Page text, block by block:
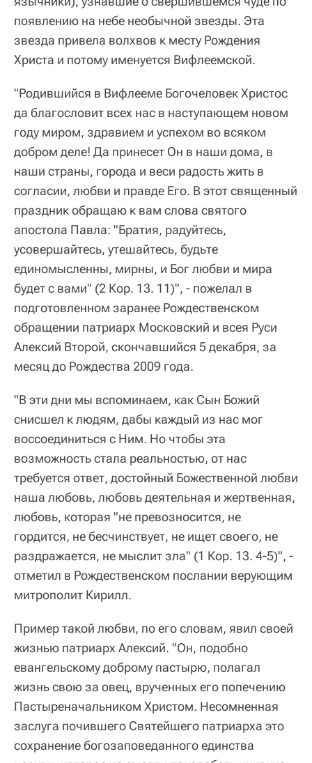
появлению на небе необычной звезды. Эта
звезда привела волхвов к месту Рождения
Христа и потому именуется Вифлеемской.
"Родившийся в Вифлееме Богочеловек Христос
да благословит всех нас в наступающем новом
году миром, здравием и успехом во всяком
добром деле! Да принесет Он в наши дома, в
наши страны, города и веси радость жить в
согласии, любви и правде Его. В этот священный
праздник обращаю к вам слова святого
апостола Павла: "Братия, радуйтесь,
усовершайтесь, утешайтесь, будьте
единомысленны, мирны, и Бог любви и мира
будет с вами" (2 Кор. 13. 11)", - пожелал в
подготовленном заранее Рождественском
обращении патриарх Московский и всея Руси
Алексий Второй, скончавшийся 5 декабря, за
месяц до Рождества 2009 года.
"В эти дни мы вспоминаем, как Сын Божий
снисшел к людям, дабы каждый из нас мог
воссоединиться с Ним. Но чтобы эта
возможность стала реальностью, от нас
требуется ответ, достойный Божественной любви
наша любовь, любовь деятельная и жертвенная,
любовь, которая "не превозносится, не
гордится, не бесчинствует, не ищет своего, не
раздражается, не мыслит зла" (1 Кор. 13. 4-5)", -
отметил в Рождественском послании верующим
митрополит Кирилл.
Пример такой любви, по его словам, явил своей
жизнью патриарх Алексий. "Он, подобно
евангельскому доброму пастырю, полагал
жизнь свою за овец, врученных его попечению
Пастыреначальником Христом. Несомненная
заслуга почившего Святейшего патриарха это
сохранение богозаповеданного единства